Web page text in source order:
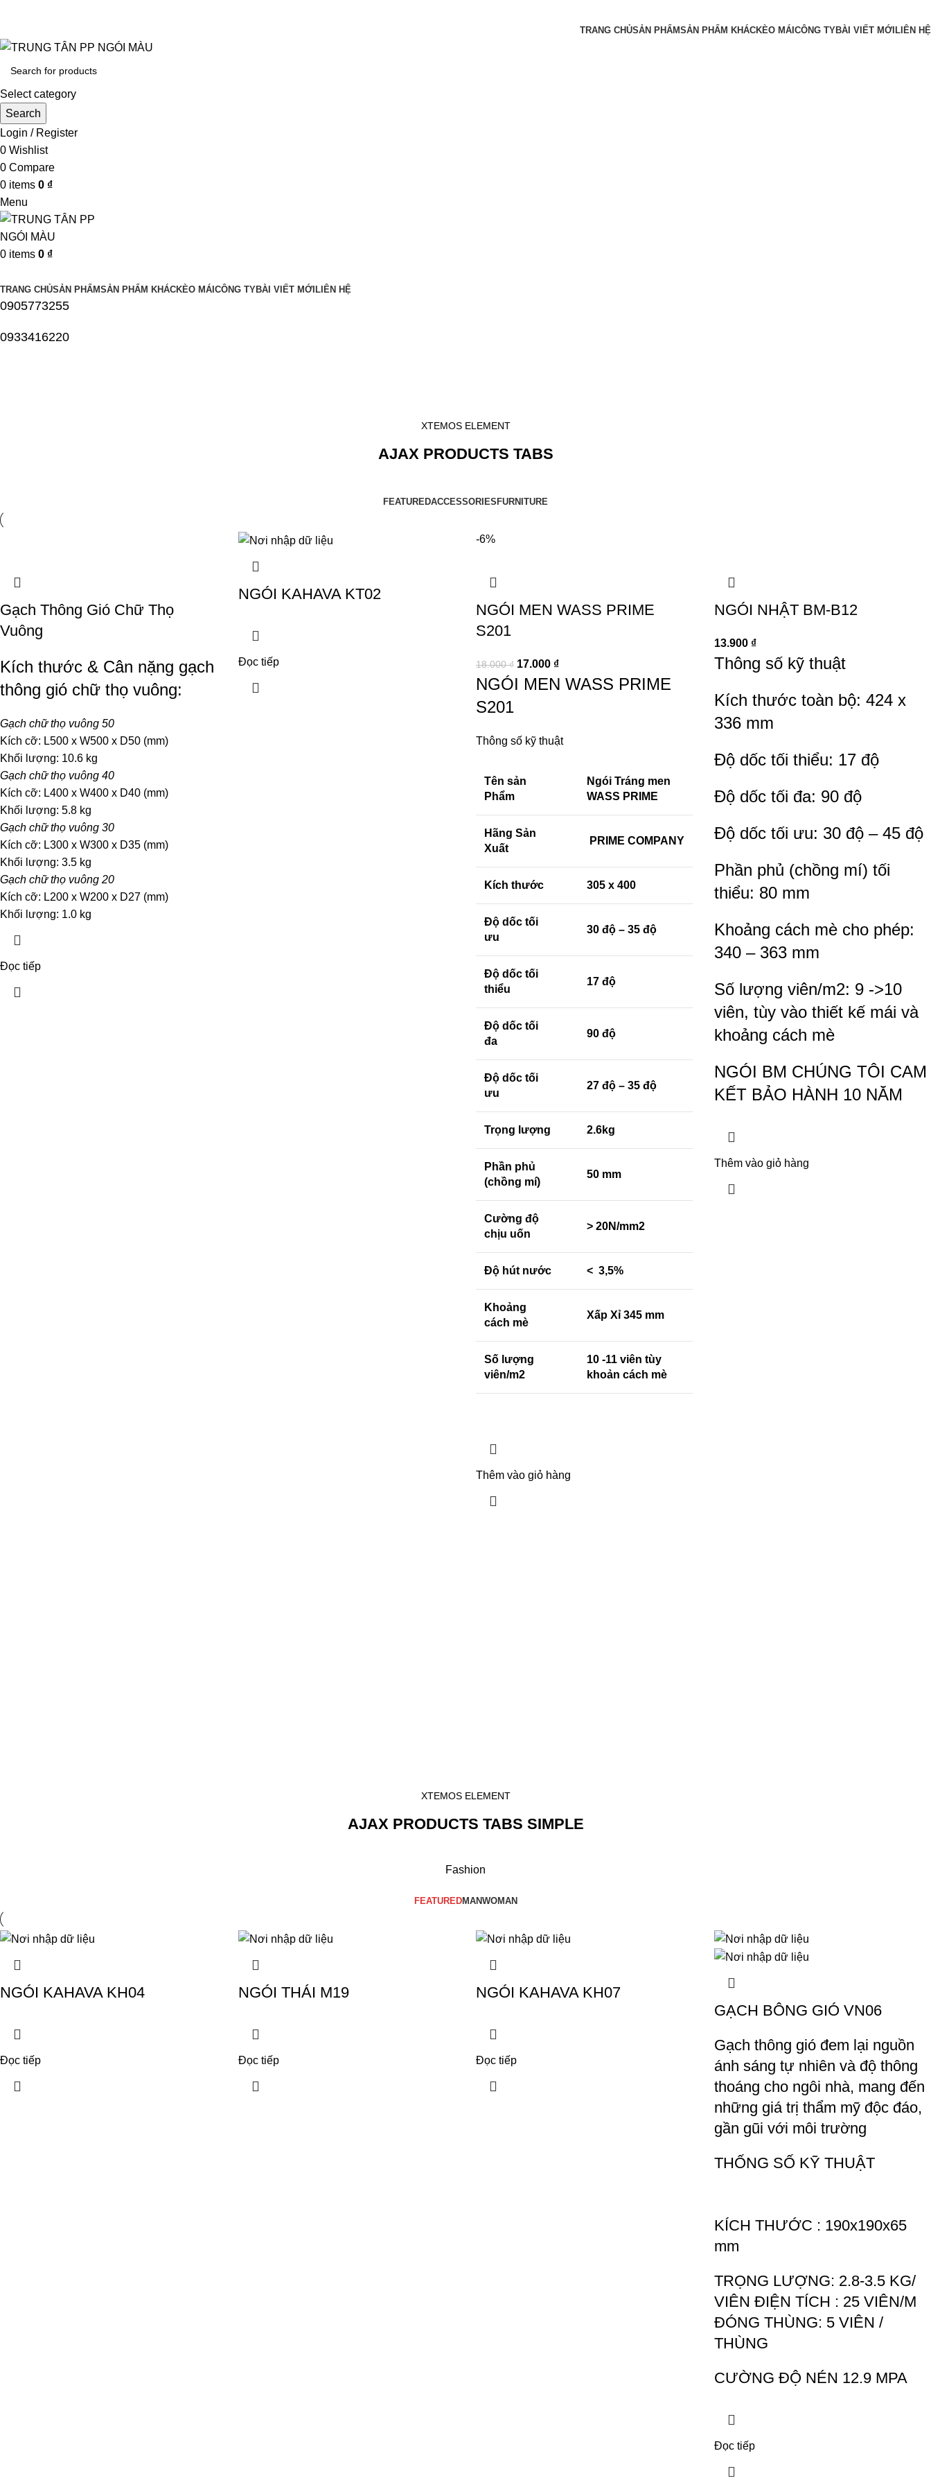
TRANG CHỦSẢN PHẨMSẢN PHẨM KHÁCKÈO MÁI CÔNG TYBÀI VIẾT MỚI LIÊN HỆ
Select category
Search
Login / Register
0 Wishlist
0 Compare
0 items 0 ₫
Menu
0 items 0 ₫
TRANG CHỦSẢN PHẨMSẢN PHẨM KHÁCKÈO MÁI CÔNG TYBÀI VIẾT MỚI LIÊN HỆ
0905773255
0933416220
XTEMOS ELEMENT
AJAX PRODUCTS TABS
FEATUREDACCESSORIES FURNITURE
Gạch Thông Gió Chữ Thọ
Vuông
Kích thước & Cân nặng gạch
thông gió chữ thọ vuông:
Gạch chữ thọ vuông 50
Kích cỡ: L500 x W500 x D50 (mm)
Khối lượng: 10.6 kg
Gạch chữ thọ vuông 40
Kích cỡ: L400 x W400 x D40 (mm)
Khối lượng: 5.8 kg
Gạch chữ thọ vuông 30
Kích cỡ: L300 x W300 x D35 (mm)
Khối lượng: 3.5 kg
Gạch chữ thọ vuông 20
Kích cỡ: L200 x W200 x D27 (mm)
Khối lượng: 1.0 kg
Đọc tiếp
NGÓI KAHAVA KT02
Đọc tiếp
-6%
NGÓI MEN WASS PRIME
S201
18.000₫ 17.000 ₫
NGÓI MEN WASS PRIME
S201
Thông số kỹ thuật
Tên sản
Phẩm
Ngói Tráng men
WASS PRIME
Hãng Sản
Xuất
PRIME COMPANY
Kích thước 305 x 400
Độ dốc tối
ưu
30 độ – 35 độ
Độ dốc tối
thiểu
17 độ
Độ dốc tối
đa
90 độ
Độ dốc tối
ưu
27 độ – 35 độ
Trọng lượng 2.6kg
Phần phủ
(chồng mí)
50 mm
Cường độ
chịu uốn
> 20N/mm2
Độ hút nước < 3,5%
Khoảng
cách mè
Xấp Xỉ 345 mm
Số lượng
viên/m2
10 -11 viên tùy
khoản cách mè
Thêm vào giỏ hàng
NGÓI NHẬT BM-B12
13.900 ₫
Thông số kỹ thuật
Kích thước toàn bộ: 424 x
336 mm
Độ dốc tối thiểu: 17 độ
Độ dốc tối đa: 90 độ
Độ dốc tối ưu: 30 độ – 45 độ
Phần phủ (chồng mí) tối
thiểu: 80 mm
Khoảng cách mè cho phép:
340 – 363 mm
Số lượng viên/m2: 9 ->10
viên, tùy vào thiết kế mái và
khoảng cách mè
NGÓI BM CHÚNG TÔI CAM
KẾT BẢO HÀNH 10 NĂM
Thêm vào giỏ hàng
XTEMOS ELEMENT
AJAX PRODUCTS TABS SIMPLE
Fashion
FEATUREDMANWOMAN
NGÓI KAHAVA KH04
Đọc tiếp
NGÓI THÁI M19
Đọc tiếp
NGÓI KAHAVA KH07
Đọc tiếp
GẠCH BÔNG GIÓ VN06
Gạch thông gió đem lại nguồn
ánh sáng tự nhiên và độ thông
thoáng cho ngôi nhà, mang đến
những giá trị thẩm mỹ độc đáo,
gần gũi với môi trường
THỐNG SỐ KỸ THUẬT
KÍCH THƯỚC : 190x190x65
mm
TRỌNG LƯỢNG: 2.8-3.5 KG/
VIÊN ĐIỆN TÍCH : 25 VIÊN/M
ĐÓNG THÙNG: 5 VIÊN /
THÙNG
CƯỜNG ĐỘ NÉN 12.9 MPA
Đọc tiếp